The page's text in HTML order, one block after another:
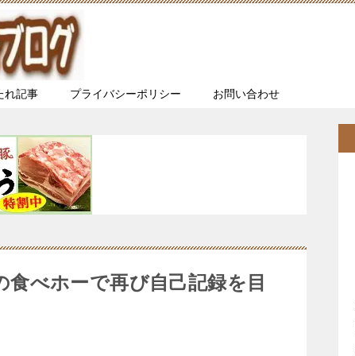
れ記事 プライバシーポリシー お問い合わせ
べホーで再び自己記録を目